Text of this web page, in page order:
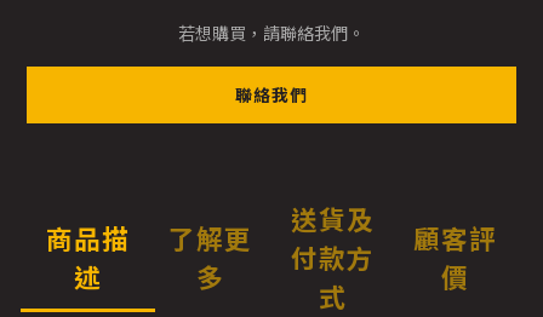
若想購買，請聯絡我們。
聯絡我們
商品描
述
了解更
多
送貨及
付款方
式
顧客評
價